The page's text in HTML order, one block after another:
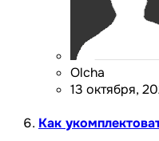
Olcha
13 октября,
Как